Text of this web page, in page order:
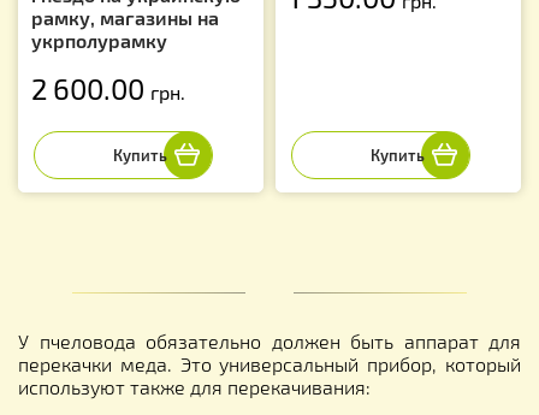
рамку, магазины на
укрполурамку
2 600.00 грн.
У пчеловода обязательно должен быть аппарат для
перекачки меда. Это универсальный прибор, который
используют также для перекачивания: